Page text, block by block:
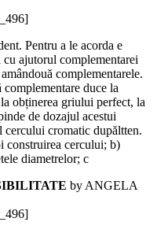
Pentru a le acorda e
ajutorul complementarei
complementarele.
complementare duce la
obținerea griului perfect, la
de dozajul acestui
cromatic dupăltten.
construirea cercului; b)
diametrelor; c
by ANGELA